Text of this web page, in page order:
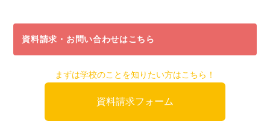
資料請求・お問い合わせはこちら
まずは学校のことを知りたい方はこちら！
資料請求フォーム